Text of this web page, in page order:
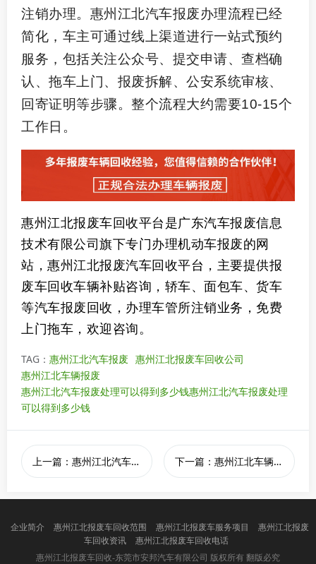
注销办理。惠州江北汽车报废办理流程已经
简化，车主可通过线上渠道进行一站式预约
服务，包括关注公众号、提交申请、查档确
认、拖车上门、报废拆解、公安系统审核、
回寄证明等步骤。整个流程大约需要10-15个
工作日。
惠州江北报废车回收平台是广东汽车报废信息
技术有限公司旗下专门办理机动车报废的网
站，惠州江北报废汽车回收平台，主要提供报
废车回收车辆补贴咨询，轿车、面包车、货车
等汽车报废回收，办理车管所注销业务，免费
上门拖车，欢迎咨询。
TAG： 惠州江北汽车报废 惠州江北报废车回收公司
惠州江北车辆报废
惠州江北汽车报废处理可以得到多少钱惠州江北汽车报废处理
可以得到多少钱
上一篇：惠州江北汽车报废处理可以得到多少钱 下一篇：惠州江北车辆报废在哪里
企业简介 惠州江北报废车回收范围 惠州江北报废车服务项目
惠州江北报废
车回收资讯
惠州江北报废车回收电话
惠州江北报废车回收-东莞市安邦汽车有限公司 版权所有 翻版必究